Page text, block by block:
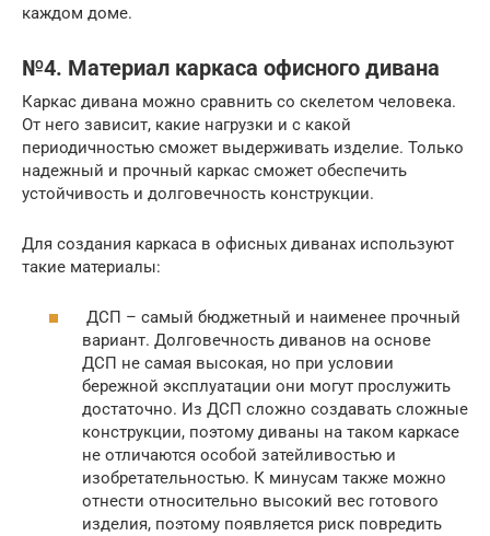
каждом доме.
№4. Материал каркаса офисного дивана
Каркас дивана можно сравнить со скелетом человека.
От него зависит, какие нагрузки и с какой
периодичностью сможет выдерживать изделие. Только
надежный и прочный каркас сможет обеспечить
устойчивость и долговечность конструкции.
Для создания каркаса в офисных диванах используют
такие материалы:
ДСП – самый бюджетный и наименее прочный
вариант. Долговечность диванов на основе
ДСП не самая высокая, но при условии
бережной эксплуатации они могут прослужить
достаточно. Из ДСП сложно создавать сложные
конструкции, поэтому диваны на таком каркасе
не отличаются особой затейливостью и
изобретательностью. К минусам также можно
отнести относительно высокий вес готового
изделия, поэтому появляется риск повредить